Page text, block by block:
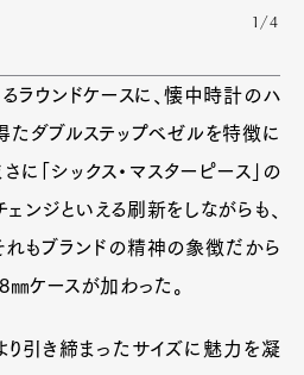
Fashion
Cars
CultureLifestyle
About
1/4
ラウンドケースに、懐中時計のハ
たダブルステップベゼルを特徴に
に「シックス・マスターピース」の
ンジといえる刷新をしながらも、
れもブランドの精神の象徴だから
㎜ケースが加わった。
り引き締まったサイズに魅力を凝